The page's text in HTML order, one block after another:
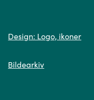
Design: Logo, ikoner
Bildearkiv